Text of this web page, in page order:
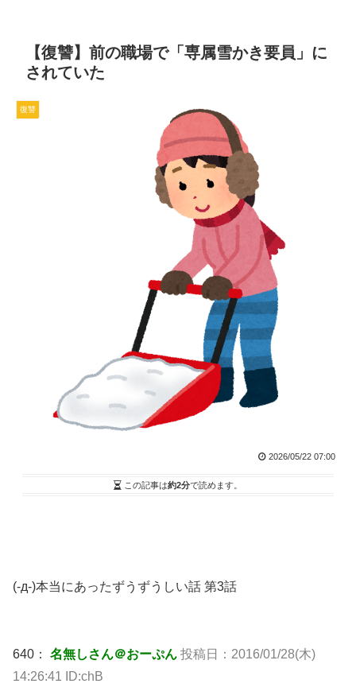
【復讐】前の職場で「専属雪かき要員」に
されていた
復讐
2026/05/22 07:00
この記事は約2分で読めます。
(-д-)本当にあったずうずうしい話 第3話
640： 名無しさん＠おーぷん 投稿日：2016/01/28(木)
14:26:41 ID:chB